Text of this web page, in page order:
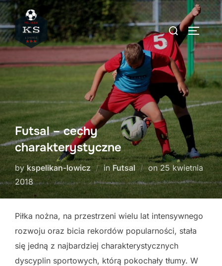
Skip
to
content
Search
for:
Futsal – cechy
charakterystyczne
bykspelikan-lowicz inFutsal onPosted
on
25 kwietnia
2018
Piłka nożna, na przestrzeni wielu lat intensywnego
rozwoju oraz bicia rekordów popularności, stała
się jedną z najbardziej charakterystycznych
dyscyplin sportowych, którą pokochały tłumy. W